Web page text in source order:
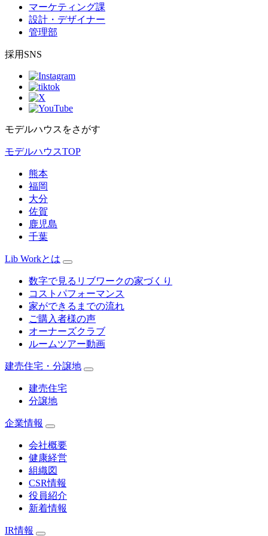
マーケティング課
設計・デザイナー
管理部
採用SNS
モデルハウスをさがす
モデルハウスTOP
熊本
福岡
大分
佐賀
鹿児島
千葉
Lib Workとは
数字で見るリブワークの家づくり
コストパフォーマンス
家ができるまでの流れ
ご購入者様の声
オーナーズクラブ
ルームツアー動画
建売住宅・分譲地
建売住宅
分譲地
企業情報
会社概要
健康経営
組織図
CSR情報
役員紹介
新着情報
IR情報